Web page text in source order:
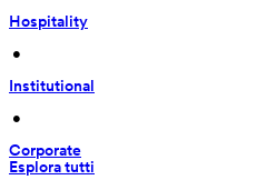
Hospitality
•
Institutional
•
Corporate
Esplora tutti